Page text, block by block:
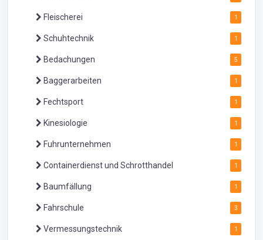
Fleischerei 1
Schuhtechnik 1
Bedachungen 5
Baggerarbeiten 1
Fechtsport 1
Kinesiologie 1
Fuhrunternehmen 1
Containerdienst und Schrotthandel 1
Baumfällung 1
Fahrschule 3
Vermessungstechnik 1